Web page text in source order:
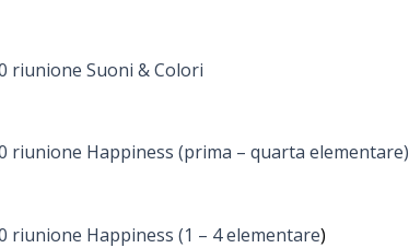
riunione Suoni & Colori
riunione Happiness (prima – quarta elementare)
riunione Happiness (1 – 4 elementare)